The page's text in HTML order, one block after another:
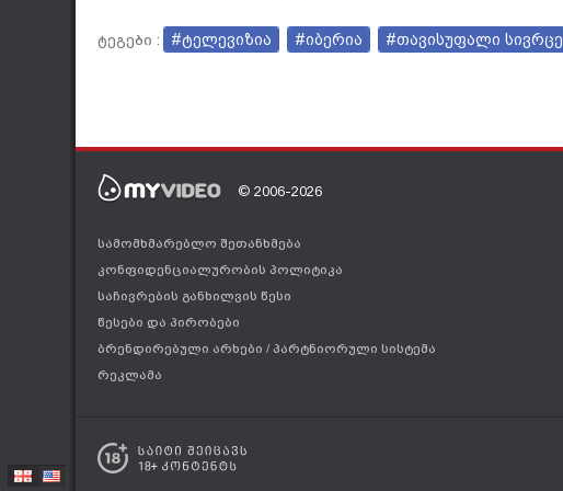
ტეგები : #ტელევიზია #იბერია #თავისუფალი სივრცე
© 2006-2026
სამომხმარებლო შეთანხმება
კონფიდენციალურობის პოლიტიკა
საჩივრების განხილვის წესი
წესები და პირობები
ბრენდირებული არხები / პარტნიორული სისტემა
რეკლამა